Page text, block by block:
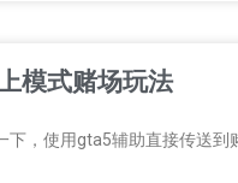
模式赌场玩法
下，使用gta5辅助直接传送到